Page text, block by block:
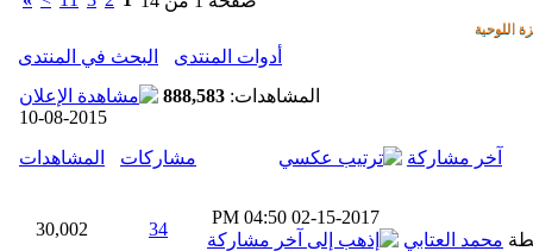
اللوحية
أدوات المنتدى
البحث في المنتدى
المشاهدات: 888,583
10-08-2015
آخر مشاركة
مشاركات المشاهدات
02-15-2017
04:50 PM
محمد العتابي
34
30,002